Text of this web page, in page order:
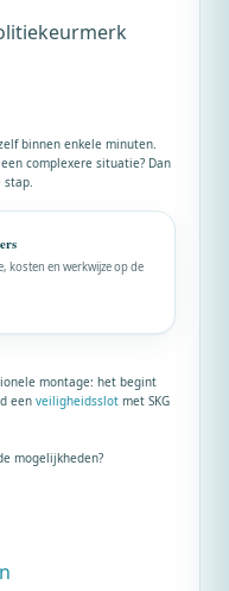
binnen enkele minuten.
complexere situatie? Dan
stap.
kosten en werkwijze op de
montage: het begint
een veiligheidsslot met SKG
mogelijkheden?